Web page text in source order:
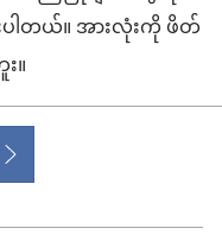
ါတယ်။ အားလုံးကို ဖိတ်
။